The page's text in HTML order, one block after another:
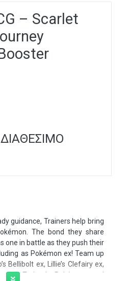
– Scarlet
guidance, Trainers help bring
The bond they share
one in battle as they push their
as Pokémon ex! Team up
Bellibolt ex, Lillie’s Clefairy ex,
Trainer’s Pokémon, and